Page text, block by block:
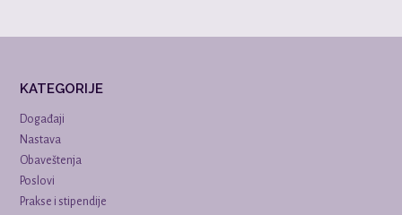
KATEGORIJE
Događaji
Nastava
Obaveštenja
Poslovi
Prakse i stipendije